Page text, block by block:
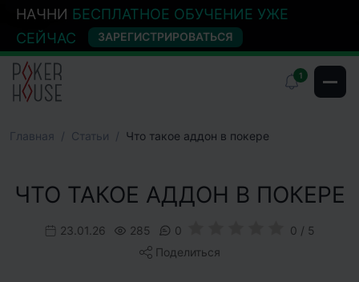
НАЧНИ БЕСПЛАТНОЕ ОБУЧЕНИЕ УЖЕ
СЕЙЧАС
ЗАРЕГИСТРИРОВАТЬСЯ
1
Главная Cтатьи Что такое аддон в покере
ЧТО ТАКОЕ АДДОН В ПОКЕРЕ
23.01.26 285 0
0 / 5
Поделиться